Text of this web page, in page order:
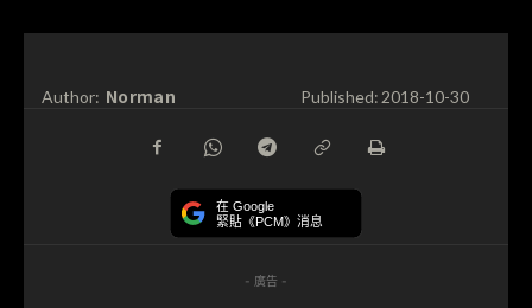
Author: Norman Published:2018-10-30
在 Google
緊貼《PCM》消息
- 廣告 -